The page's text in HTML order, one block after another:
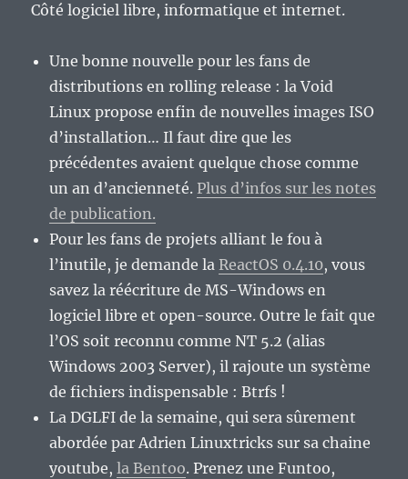
Côté logiciel libre, informatique et internet.
Une bonne nouvelle pour les fans de
distributions en rolling release : la Void
Linux propose enfin de nouvelles images ISO
d’installation… Il faut dire que les
précédentes avaient quelque chose comme
un an d’ancienneté. Plus d’infos sur les notes
de publication.
Pour les fans de projets alliant le fou à
l’inutile, je demande laReactOS 0.4.10, vous
savez la réécriture de MS-Windows en
logiciel libre et open-source. Outre le fait que
l’OS soit reconnu comme NT 5.2 (alias
Windows 2003 Server), il rajoute un système
de fichiers indispensable : Btrfs !
La DGLFI de la semaine, qui sera sûrement
abordée par Adrien Linuxtricks sur sa chaine
youtube,la Bentoo. Prenez une Funtoo,